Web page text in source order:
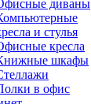
диваны
и стулья
кресла
шкафы
в офис